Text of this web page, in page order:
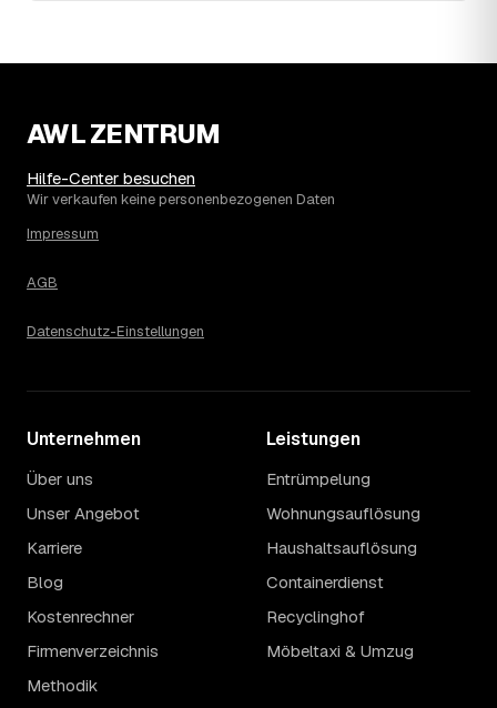
AWL ZENTRUM
Hilfe-Center besuchen
Wir verkaufen keine personenbezogenen Daten
Impressum
AGB
Datenschutz-Einstellungen
Unternehmen
Über uns
Unser Angebot
Karriere
Blog
Kostenrechner
Firmenverzeichnis
Methodik
Leistungen
Entrümpelung
Wohnungsauflösung
Haushaltsauflösung
Containerdienst
Recyclinghof
Möbeltaxi & Umzug